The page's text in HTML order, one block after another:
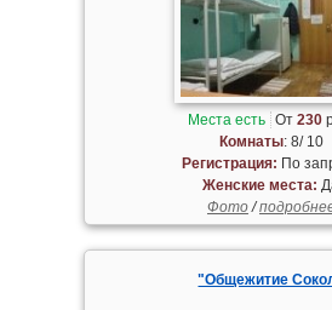
Места есть От230
Комнаты: 8/ 10
Регистрация: По
Женские места:
Фото/
"Общежитие